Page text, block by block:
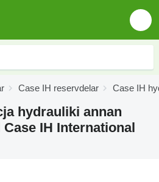
Case IH reservdelar Case IH
hydrauliki annan
IH International